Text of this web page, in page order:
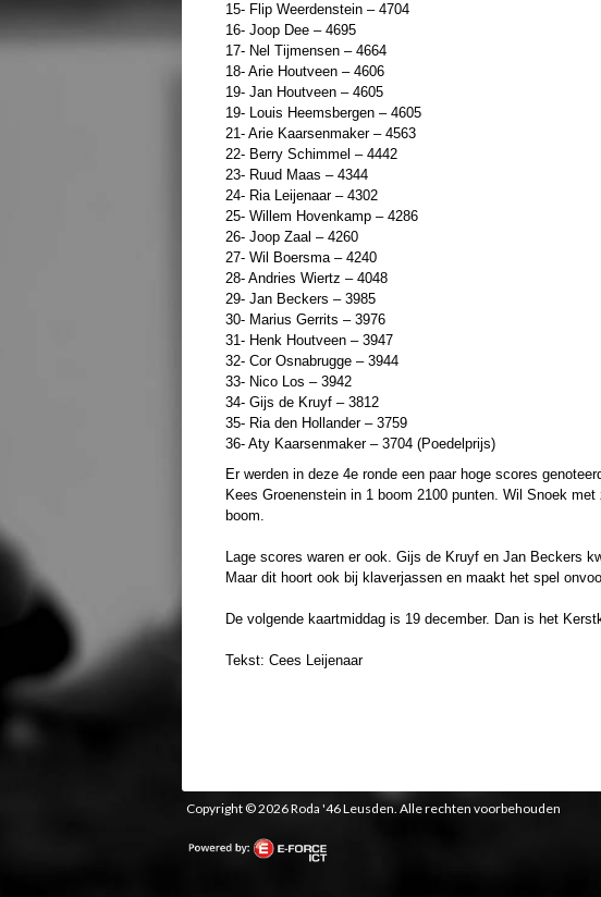
15- Flip Weerdenstein – 4704
16- Joop Dee – 4695
17- Nel Tijmensen – 4664
18- Arie Houtveen – 4606
19- Jan Houtveen – 4605
19- Louis Heemsbergen – 4605
21- Arie Kaarsenmaker – 4563
22- Berry Schimmel – 4442
23- Ruud Maas – 4344
24- Ria Leijenaar – 4302
25- Willem Hovenkamp – 4286
26- Joop Zaal – 4260
27- Wil Boersma – 4240
28- Andries Wiertz – 4048
29- Jan Beckers – 3985
30- Marius Gerrits – 3976
31- Henk Houtveen – 3947
32- Cor Osnabrugge – 3944
33- Nico Los – 3942
34- Gijs de Kruyf – 3812
35- Ria den Hollander – 3759
36- Aty Kaarsenmaker – 3704 (Poedelprijs)
Er werden in deze 4e ronde een paar hoge scores
Kees Groenenstein in 1 boom 2100 punten. Wil Snoek
boom.
Lage scores waren er ook. Gijs de Kruyf en Jan Beckers
Maar dit hoort ook bij klaverjassen en maakt het spel
De volgende kaartmiddag is 19 december. Dan is het
Tekst: Cees Leijenaar
Copyright © 2026 Roda '46 Leusden. Alle rechten voorbehouden